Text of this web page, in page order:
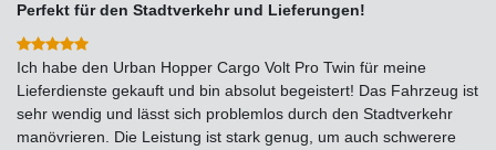
Perfekt für den Stadtverkehr und Lieferungen!
Ich habe den Urban Hopper Cargo Volt Pro Twin für meine
Lieferdienste gekauft und bin absolut begeistert! Das Fahrzeug ist
sehr wendig und lässt sich problemlos durch den Stadtverkehr
manövrieren. Die Leistung ist stark genug, um auch schwerere